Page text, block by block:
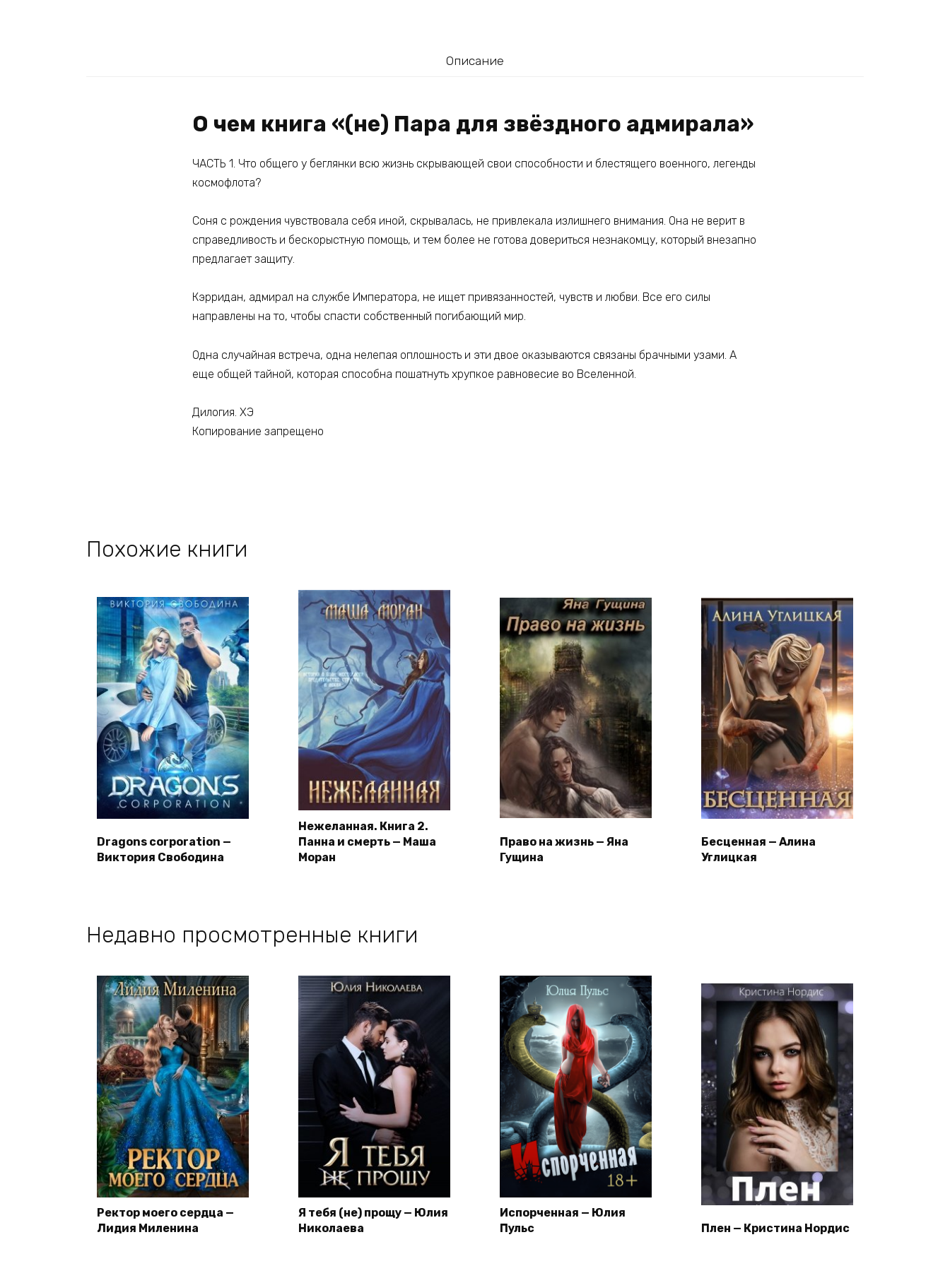
Описание
О чем книга «(не) Пара для звёздного адмирала»
ЧАСТЬ 1. Что общего у беглянки всю жизнь скрывающей свои способности и блестящего военного, легенды
космофлота?
Соня с рождения чувствовала себя иной, скрывалась, не привлекала излишнего внимания. Она не верит в
справедливость и бескорыстную помощь, и тем более не готова довериться незнакомцу, который внезапно
предлагает защиту.
Кэрридан, адмирал на службе Императора, не ищет привязанностей, чувств и любви. Все его силы
направлены на то, чтобы спасти собственный погибающий мир.
Одна случайная встреча, одна нелепая оплошность и эти двое оказываются связаны брачными узами. А
еще общей тайной, которая способна пошатнуть хрупкое равновесие во Вселенной.
Дилогия. ХЭ
Копирование запрещено
Похожие книги
Dragons corporation —
Виктория Свободина
Нежеланная. Книга 2.
Панна и смерть — Маша
Моран
Право на жизнь — Яна
Гущина
Бесценная — Алина
Углицкая
Недавно просмотренные книги
Ректор моего сердца —
Лидия Миленина
Я тебя (не) прощу — Юлия
Николаева
Испорченная — Юлия
Пульс
Плен — Кристина Нордис